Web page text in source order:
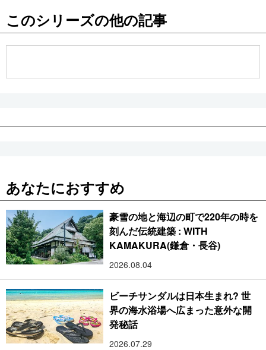
公式SNS
このシリーズの他の記事
あなたにおすすめ
豪雪の地と海辺の町で220年の時を
刻んだ伝統建築 : WITH
KAMAKURA(鎌倉・長谷)
2026.08.04
ビーチサンダルは日本生まれ? 世
界の海水浴場へ広まった意外な開
発秘話
2026.07.29